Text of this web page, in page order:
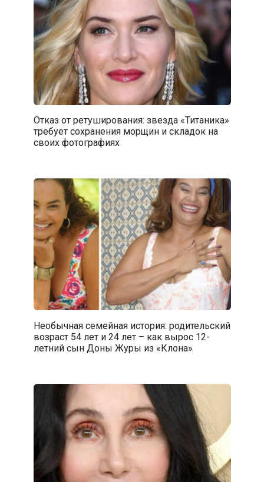
Отказ от ретуширования: звезда «Титаника»
требует сохранения морщин и складок на
своих фотографиях
Необычная семейная история: родительский
возраст 54 лет и 24 лет – как вырос 12-
летний сын Доны Журы из «Клона»